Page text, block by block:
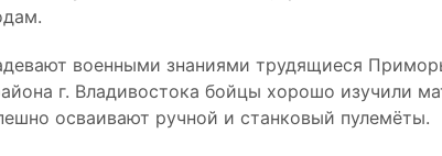
военными знаниями трудящиеся
г. Владивостока бойцы хорошо изучили
осваивают ручной и станковый пулемёты.